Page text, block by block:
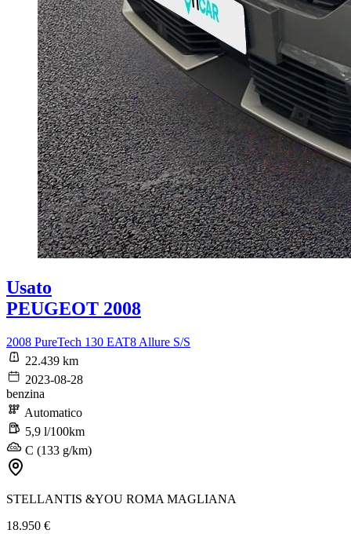
Usato
PEUGEOT 2008
2008 PureTech 130 EAT8 Allure S/S
22.439 km
2023-08-28
benzina
Automatico
5,9 l/100km
C (133 g/km)
STELLANTIS &YOU ROMA MAGLIANA
18.950 €